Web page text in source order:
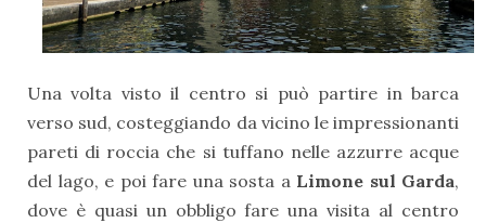
Una volta visto il centro si può partire in barca
verso sud, costeggiando da vicino le impressionanti
pareti di roccia che si tuffano nelle azzurre acque
del lago, e poi fare una sosta aLimone sul Garda,
dove è quasi un obbligo fare una visita al centro